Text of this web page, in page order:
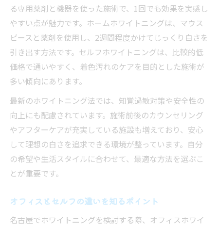
る専用薬剤と機器を使った施術で、1回でも効果を実感し
やすい点が魅力です。ホームホワイトニングは、マウス
ピースと薬剤を使用し、2週間程度かけてじっくり白さを
引き出す方法です。セルフホワイトニングは、比較的低
価格で通いやすく、着色汚れのケアを目的とした施術が
多い傾向にあります。
最新のホワイトニング法では、知覚過敏対策や安全性の
向上にも配慮されています。施術前後のカウンセリング
やアフターケアが充実している施設も増えており、安心
して理想の白さを追求できる環境が整っています。自分
の希望や生活スタイルに合わせて、最適な方法を選ぶこ
とが重要です。
オフィスとセルフの違いを知るポイント
名古屋でホワイトニングを検討する際、オフィスホワイ